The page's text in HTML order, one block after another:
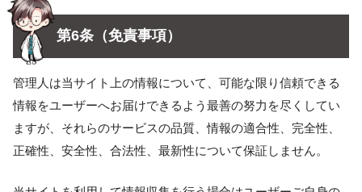
第6条（免責事項）
管理人は当サイト上の情報について、可能な限り信頼できる
情報をユーザーへお届けできるよう最善の努力を尽くしてい
ますが、それらのサービスの品質、情報の適合性、完全性、
正確性、安全性、合法性、最新性について保証しません。